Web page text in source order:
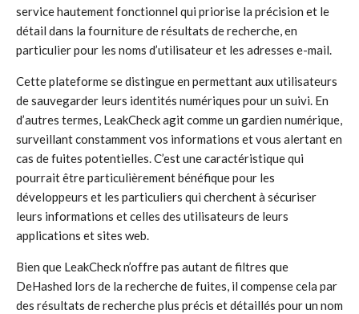
service hautement fonctionnel qui priorise la précision et le
détail dans la fourniture de résultats de recherche, en
particulier pour les noms d’utilisateur et les adresses e-mail.
Cette plateforme se distingue en permettant aux utilisateurs
de sauvegarder leurs identités numériques pour un suivi. En
d’autres termes, LeakCheck agit comme un gardien numérique,
surveillant constamment vos informations et vous alertant en
cas de fuites potentielles. C’est une caractéristique qui
pourrait être particulièrement bénéfique pour les
développeurs et les particuliers qui cherchent à sécuriser
leurs informations et celles des utilisateurs de leurs
applications et sites web.
Bien que LeakCheck n’offre pas autant de filtres que
DeHashed lors de la recherche de fuites, il compense cela par
des résultats de recherche plus précis et détaillés pour un nom